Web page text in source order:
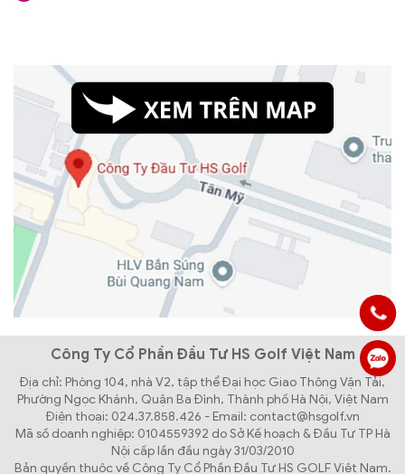
Công Ty Cổ Phần Đầu Tư HS Golf Việt Nam
Địa chỉ: Phòng 104, nhà V2, tập thể Đại học Giao Thông Vận Tải,
Phường Ngọc Khánh, Quận Ba Đình, Thành phố Hà Nội, Việt Nam
Điện thoại: 024.37.858.426 - Email: contact@hsgolf.vn
Mã số doanh nghiệp: 0104559392 do Sở Kế hoạch & Đầu Tư TP Hà
Nội cấp lần đầu ngày 31/03/2010
Bản quyền thuộc về Công Ty Cổ Phần Đầu Tư HS GOLF Việt Nam.